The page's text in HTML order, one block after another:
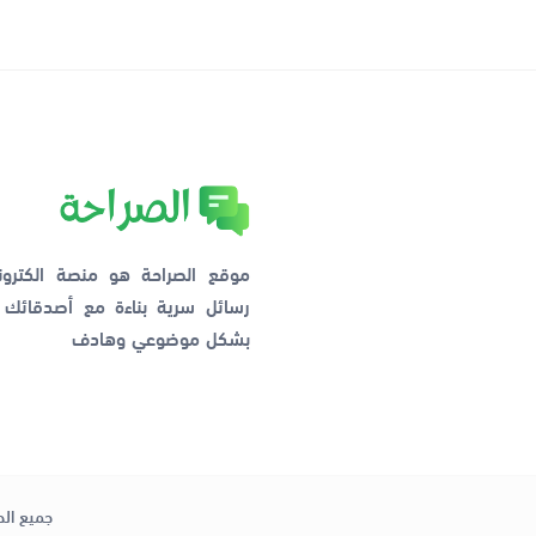
موقع الصراحة هو منصة
رسائل سرية بناءة مع
بشكل موضوعي وهادف
جميع